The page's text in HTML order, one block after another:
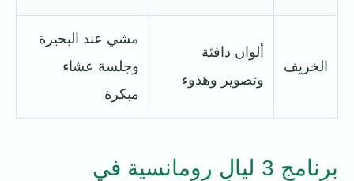
الخريف
ألوان دافئة
وتصوير وهدوء
مشي عند البحيرة
وجلسة عشاء
مبكرة
برنامج 3 ليالٍ رومانسية في